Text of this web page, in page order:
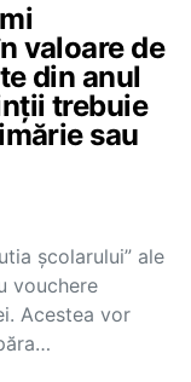
valoare de
din anul
trebuie
sau
şcolarului” ale
vouchere
Acestea vor